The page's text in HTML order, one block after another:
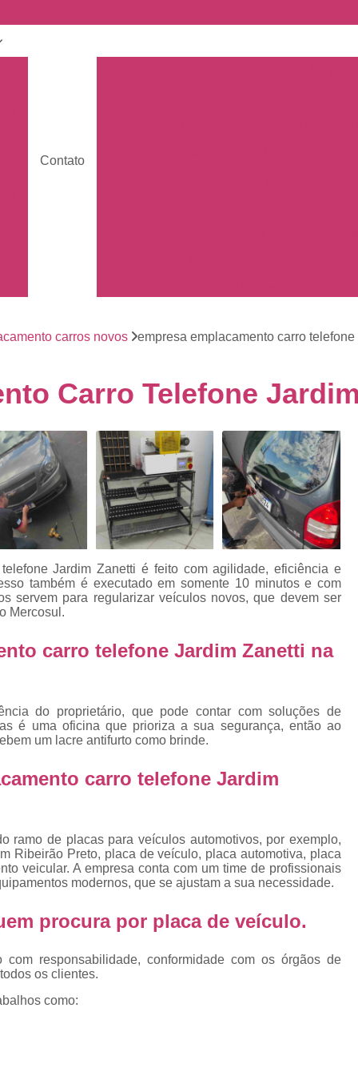
Contato
Emplacamento da Placa
Emplacamento de Veículo Pcd
Emplacamento do Carro
Emplacamento Veículos Zero
Emplacamento de Veículo
Emplacamento de Veículo Novo
Emplacamento de Veículo Usado
Emplacamento Veículo Novo
Detran Emplacamento
Emplacamento Placa Mercosul
Qual o Valor do Emplacamento da Placa
Valor do Emplacamento Mercosul
Emplacar
Emplacar Carros
Emplacar o Carro
Emplacar Veículo
Emplacar
Emplacar Veículos
Empresa de Emplacamento
Empresa de Emplacamento de Moto
carros novos empresa emplacamento carro
Carro Telefone
Jardim Zanetti é feito com agilidade, eficiência e
também é executado em somente 10 minutos e com
servem para regularizar veículos novos, que devem ser
Mercosul.
carro telefone Jardim Zanetti na
do proprietário, que pode contar com soluções de
é uma oficina que prioriza a sua segurança, então ao
um lacre antifurto como brinde.
carro telefone Jardim
ramo de placas para veículos automotivos, por exemplo,
Ribeirão Preto, placa de veículo, placa automotiva, placa
veicular. A empresa conta com um time de profissionais
modernos, que se ajustam a sua necessidade.
procura por placa de veículo.
responsabilidade, conformidade com os órgãos de
os clientes.
como: